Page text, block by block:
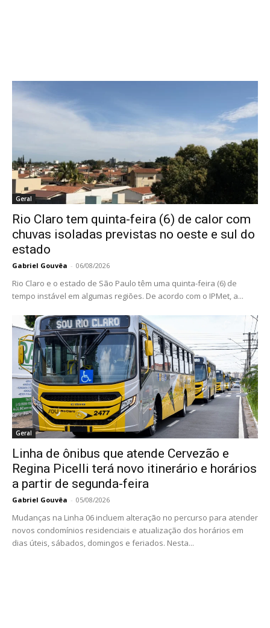
Geral
Rio Claro tem quinta-feira (6) de calor com
chuvas isoladas previstas no oeste e sul do
estado
Gabriel Gouvêa - 06/08/2026
Rio Claro e o estado de São Paulo têm uma quinta-feira (6) de
tempo instável em algumas regiões. De acordo com o IPMet, a...
Geral
Linha de ônibus que atende Cervezão e
Regina Picelli terá novo itinerário e horários
a partir de segunda-feira
Gabriel Gouvêa - 05/08/2026
Mudanças na Linha 06 incluem alteração no percurso para atender
novos condomínios residenciais e atualização dos horários em
dias úteis, sábados, domingos e feriados. Nesta...